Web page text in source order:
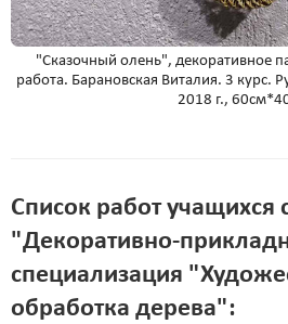
"Сказочный олень", декоративное
работа. Барановская Виталия. 3 курс.
2018 г.,
Список работ учащихся
"Декоративно-
специализация
обработка дерева":